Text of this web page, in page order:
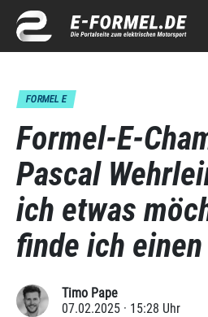
FORMEL E
Formel-E-
Pascal
ich etwas
finde ich einen
Timo Pape
07.02.2025 · 15:28 Uhr